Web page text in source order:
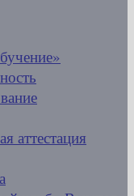
аттестация